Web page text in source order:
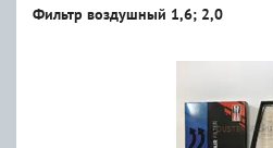
Фильтр воздушный 1,6; 2,0